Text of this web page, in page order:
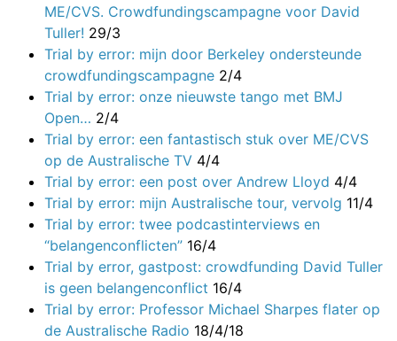
ME/CVS. Crowdfundingscampagne voor David
Tuller! 29/3
Trial by error: mijn door Berkeley ondersteunde
crowdfundingscampagne 2/4
Trial by error: onze nieuwste tango met BMJ
Open… 2/4
Trial by error: een fantastisch stuk over ME/CVS
op de Australische TV 4/4
Trial by error: een post over Andrew Lloyd 4/4
Trial by error: mijn Australische tour, vervolg 11/4
Trial by error: twee podcastinterviews en
“belangenconflicten” 16/4
Trial by error, gastpost: crowdfunding David Tuller
is geen belangenconflict 16/4
Trial by error: Professor Michael Sharpes flater op
de Australische Radio 18/4/18